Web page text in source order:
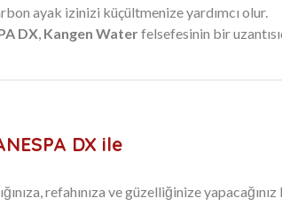
ayak izinizi küçültmenize yardımcı olur.
DX, Kangen Water felsefesinin bir
DX ile
refahınıza ve güzelliğinize